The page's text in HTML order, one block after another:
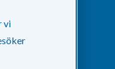
vi
du betalar